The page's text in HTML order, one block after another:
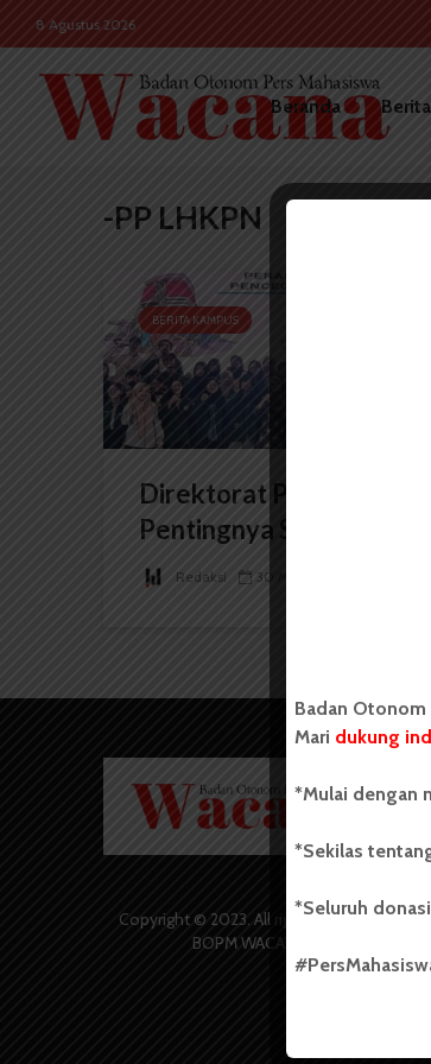
8 Agustus 2026
Beranda Berita
-PP LHKPN
BERITA KAMPUS
Direktorat PP LHKPN
Pentingnya Sosialisasi...
Redaksi 30 Mei 2024
Copyright © 2023. All rights reserved
BOPM WACANA.
Badan Otonom
Mari dukung
*Mulai dengan
*Sekilas
*Seluruh